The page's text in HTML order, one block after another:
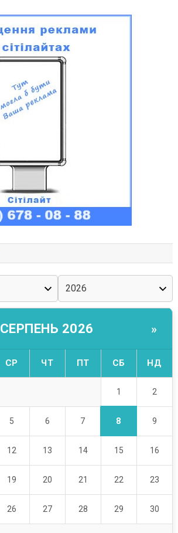
СЕРПЕНЬ 2026 »
СР ЧТ ПТ СБ НД
1 2
5 6 7 8 9
12 13 14 15 16
19 20 21 22 23
26 27 28 29 30